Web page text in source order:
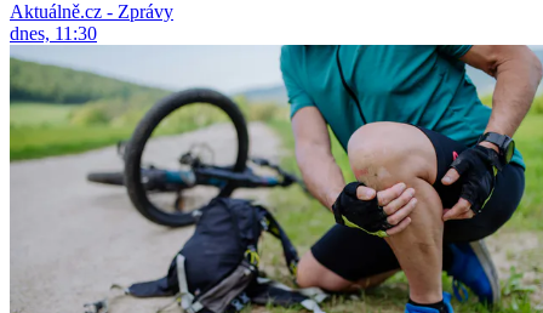
Aktuálně.cz - Zprávy
dnes, 11:30